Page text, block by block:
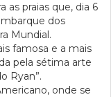
as praias que, dia 6
dos
Mundial.
famosa e a mais
pela sétima arte
Ryan”.
onde se